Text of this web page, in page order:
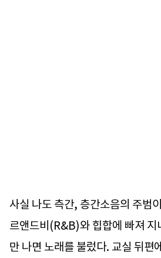
사실 나도 측간, 층간소음의 주범
르앤드비(R&B)와 힙합에 빠져 지
만 나면 노래를 불렀다. 교실 뒤편